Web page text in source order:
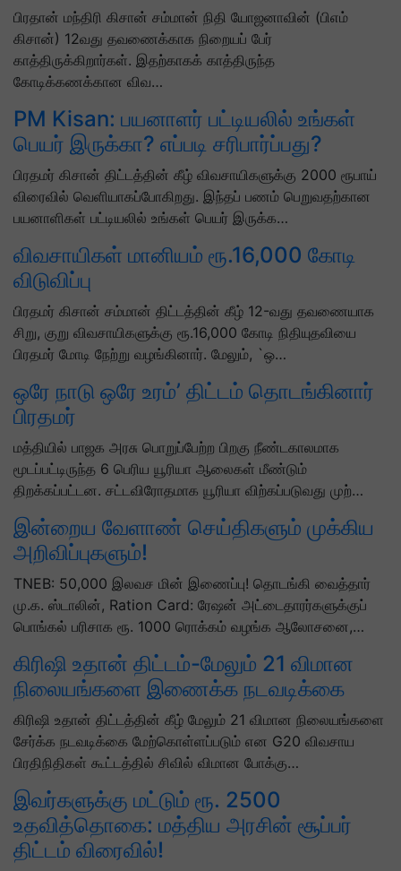
பிரதான் மந்திரி கிசான் சம்மான் நிதி யோஜனாவின் (பிஎம்
கிசான்) 12வது தவணைக்காக நிறையப் பேர்
காத்திருக்கிறார்கள். இதற்காகக் காத்திருந்த
கோடிக்கணக்கான விவ…
PM Kisan: பயனாளர் பட்டியலில் உங்கள்
பெயர் இருக்கா? எப்படி சரிபார்ப்பது?
பிரதமர் கிசான் திட்டத்தின் கீழ் விவசாயிகளுக்கு 2000 ரூபாய்
விரைவில் வெளியாகப்போகிறது. இந்தப் பணம் பெறுவதற்கான
பயனாளிகள் பட்டியலில் உங்கள் பெயர் இருக்க…
விவசாயிகள் மானியம் ரூ.16,000 கோடி
விடுவிப்பு
பிரதமர் கிசான் சம்மான் திட்டத்தின் கீழ் 12-வது தவணையாக
சிறு, குறு விவசாயிகளுக்கு ரூ.16,000 கோடி நிதியுதவியை
பிரதமர் மோடி நேற்று வழங்கினார். மேலும், `ஒ…
ஒரே நாடு ஒரே உரம்’ திட்டம் தொடங்கினார்
பிரதமர்
மத்தியில் பாஜக அரசு பொறுப்பேற்ற பிறகு நீண்டகாலமாக
மூடப்பட்டிருந்த 6 பெரிய யூரியா ஆலைகள் மீண்டும்
திறக்கப்பட்டன. சட்டவிரோதமாக யூரியா விற்கப்படுவது முற்…
இன்றைய வேளாண் செய்திகளும் முக்கிய
அறிவிப்புகளும்!
TNEB: 50,000 இலவச மின் இணைப்பு! தொடங்கி வைத்தார்
மு.க. ஸ்டாலின், Ration Card: ரேஷன் அட்டைதாரர்களுக்குப்
பொங்கல் பரிசாக ரூ. 1000 ரொக்கம் வழங்க ஆலோசனை,…
கிரிஷி உதான் திட்டம்-மேலும் 21 விமான
நிலையங்களை இணைக்க நடவடிக்கை
கிரிஷி உதான் திட்டத்தின் கீழ் மேலும் 21 விமான நிலையங்களை
சேர்க்க நடவடிக்கை மேற்கொள்ளப்படும் என G20 விவசாய
பிரதிநிதிகள் கூட்டத்தில் சிவில் விமான போக்கு…
இவர்களுக்கு மட்டும் ரூ. 2500
உதவித்தொகை: மத்திய அரசின் சூப்பர்
திட்டம் விரைவில்!